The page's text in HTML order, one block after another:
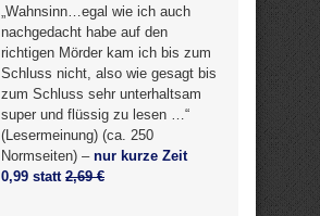
„Wahnsinn…egal wie ich auch
nachgedacht habe auf den
richtigen Mörder kam ich bis zum
Schluss nicht, also wie gesagt bis
zum Schluss sehr unterhaltsam
super und flüssig zu lesen …“
(Lesermeinung) (ca. 250
Normseiten) – nur kurze Zeit
0,99 statt 2,69 €